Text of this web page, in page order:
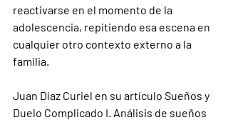
reactivarse en el momento de la
adolescencia, repitiendo esa escena en
cualquier otro contexto externo a la
familia.
Juan Díaz Curiel en su artículo Sueños y
Duelo Complicado I. Análisis de sueños